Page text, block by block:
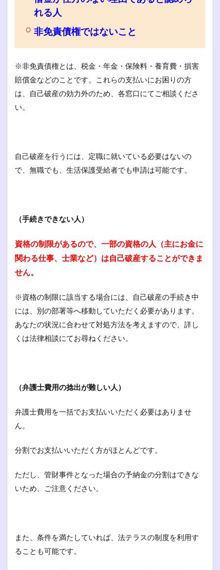
れる人
非免責債権ではないこと
※非免責債権とは、税金・年金・保険料・養育費・損害
賠償金などのことです。これらの支払いにお困りの方
は、自己破産の効力外のため、各窓口にてご相談くださ
い。
自己破産を行うには、定職に就いている必要はないの
で、無職でも、生活保護受給者でも申請は可能です。
（手続きできない人）
資格の制限があるので、一部の資格の人（主にお金に
関わる仕事、士業など）は自己破産することができま
せん。
※資格の制限に該当する場合には、自己破産の手続き中
には、別の部署等へ移動していただく必要があります。
あなたの状況に合わせて対処方法を考えますので、詳し
くは法律相談にてお尋ねください。
（弁護士費用の捻出が難しい人）
弁護士費用を一括でお支払いいただく必要はありませ
ん。
分割でお支払いいただく方がほとんどです。
ただし、管財事件となった場合の予納金の分割はできな
いため、ご注意ください。
また、条件を満たしていれば、法テラスの制度を利用す
ることも可能です。